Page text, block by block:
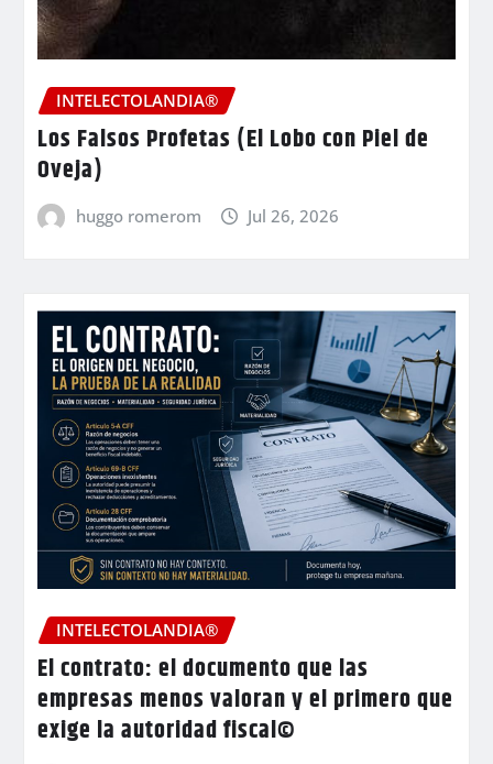
INTELECTOLANDIA®
Los Falsos Profetas (El Lobo con Piel de
Oveja)
huggo romerom Jul 26, 2026
INTELECTOLANDIA®
El contrato: el documento que las
empresas menos valoran y el primero que
exige la autoridad fiscal©